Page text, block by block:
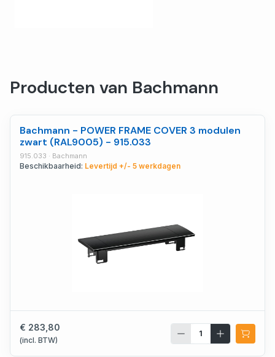
Producten van Bachmann
Bachmann - POWER FRAME COVER 3 modulen
zwart (RAL9005) - 915.033
915.033 · Bachmann
Beschikbaarheid: Levertijd +/- 5 werkdagen
€ 283,80
(incl. BTW)